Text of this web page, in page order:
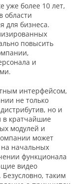
уже более 10 лет,
области
для бизнеса.
повысить
и
интерфейсом,
не только
но и
в кратчайшие
модулей и
может
на начальных
функционала
видео
таким